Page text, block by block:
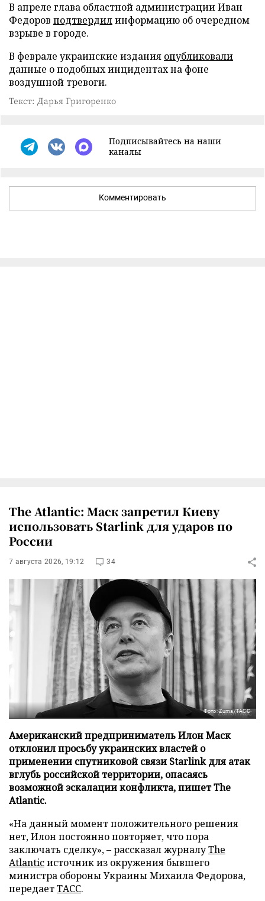
В апреле глава областной администрации Иван
Федоров подтвердилинформацию об очередном
взрыве в городе.
В феврале украинские издания опубликовали
данные о подобных инцидентах на фоне
воздушной тревоги.
Текст: Дарья Григоренко
Подписывайтесь на наши
каналы
Комментировать
The Atlantic: Маск запретил Киеву
использовать Starlink для ударов по
России
7 августа 2026, 19:12 34
Фото: Zuma/ТАСС
Американский предприниматель Илон Маск
отклонил просьбу украинских властей о
применении спутниковой связи Starlink для атак
вглубь российской территории, опасаясь
возможной эскалации конфликта, пишет The
Atlantic.
«На данный момент положительного решения
нет, Илон постоянно повторяет, что пора
заключать сделку», – рассказал журналуThe
Atlanticисточник из окружения бывшего
министра обороны Украины Михаила Федорова,
передаетТАСС.